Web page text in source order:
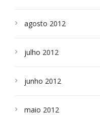
agosto 2012
julho 2012
junho 2012
maio 2012